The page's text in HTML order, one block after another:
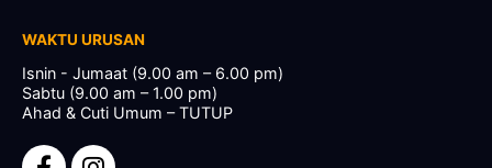
WAKTU URUSAN
Isnin - Jumaat (9.00 am – 6.00 pm)
Sabtu (9.00 am – 1.00 pm)
Ahad & Cuti Umum – TUTUP